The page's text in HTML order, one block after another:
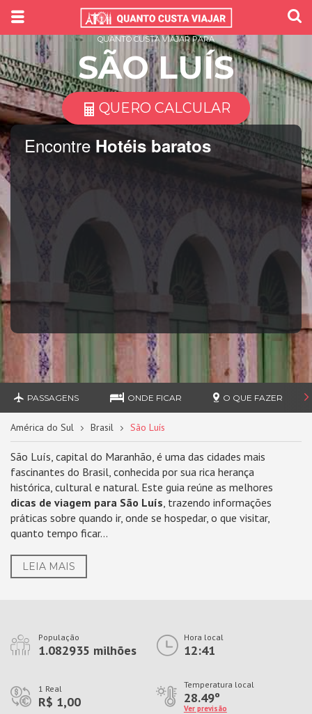
Encontre Hotéis baratos
QUANTO CUSTA VIAJAR PARA
SÃO LUÍS
QUERO CALCULAR
PASSAGENS ONDE FICAR O QUE FAZER
América do Sul Brasil São Luís
São Luís, capital do Maranhão, é uma das cidades mais
fascinantes do Brasil, conhecida por sua rica herança
histórica, cultural e natural. Este guia reúne as melhores
dicas de viagem para São Luís, trazendo informações
práticas sobre quando ir, onde se hospedar, o que visitar,
quanto tempo ficar...
LEIA MAIS
População
1.082935 milhões
Hora local
12:41
1 Real
R$ 1,00
Temperatura local
28.49º
Ver previsão